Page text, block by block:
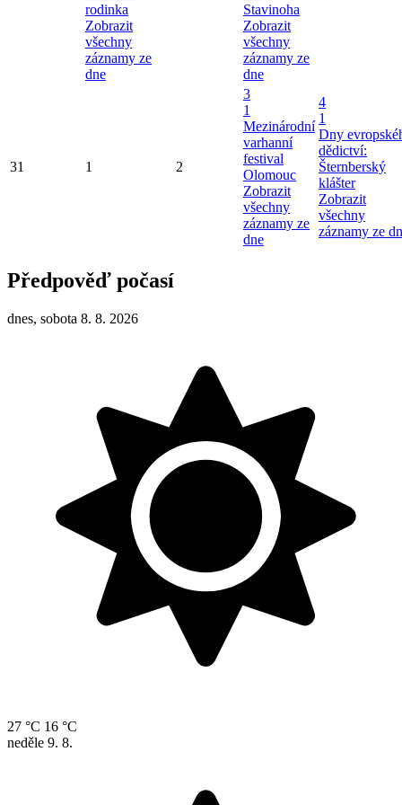
rodinka
Zobrazit
všechny
záznamy ze
dne
Stavinoha
Zobrazit
všechny
záznamy ze
dne
31 1 2
3
1
Mezinárodní
varhanní
festival
Olomouc
Zobrazit
všechny
záznamy ze
dne
4
1
Dny
dědictví:
Šternberský
klášter
Zobrazit
všechny
záznamy ze
Předpověď počasí
dnes, sobota 8. 8. 2026
27 °C 16 °C
neděle 9. 8.